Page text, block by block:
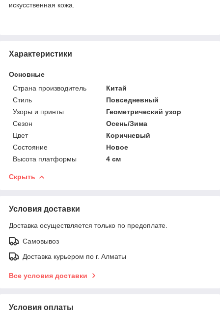
искусственная кожа.
Характеристики
Основные
Страна производитель
Китай
Стиль
Повседневный
Узоры и принты
Геометрический узор
Сезон
Осень/Зима
Цвет
Коричневый
Состояние
Новое
Высота платформы
4 см
Скрыть
Условия доставки
Доставка осуществляется только по предоплате.
Самовывоз
Доставка курьером по г. Алматы
Все условия доставки
Условия оплаты